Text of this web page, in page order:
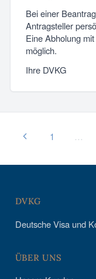
Bei einer
Antragsteller
Eine Abholung
möglich.
Ihre DVKG
1 …
DVKG
Deutsche Visa und
ÜBER UNS